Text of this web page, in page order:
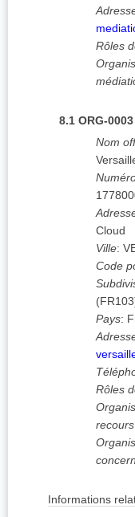
Rôles
8.1 ORG-0003
Nom
Cloud
Ville:
Code
(FR103
Pays:
Rôles
recours
Informations